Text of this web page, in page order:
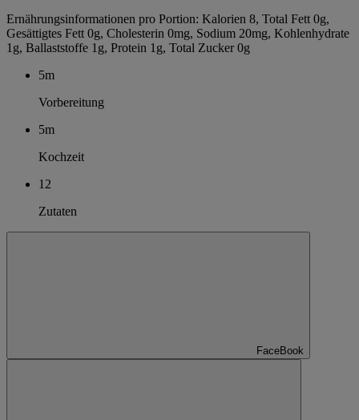
Ernährungsinformationen pro Portion: Kalorien 8, Total Fett 0g,
Gesättigtes Fett 0g, Cholesterin 0mg, Sodium 20mg, Kohlenhydrate
1g, Ballaststoffe 1g, Protein 1g, Total Zucker 0g
5m
Vorbereitung
5m
Kochzeit
12
Zutaten
FaceBook